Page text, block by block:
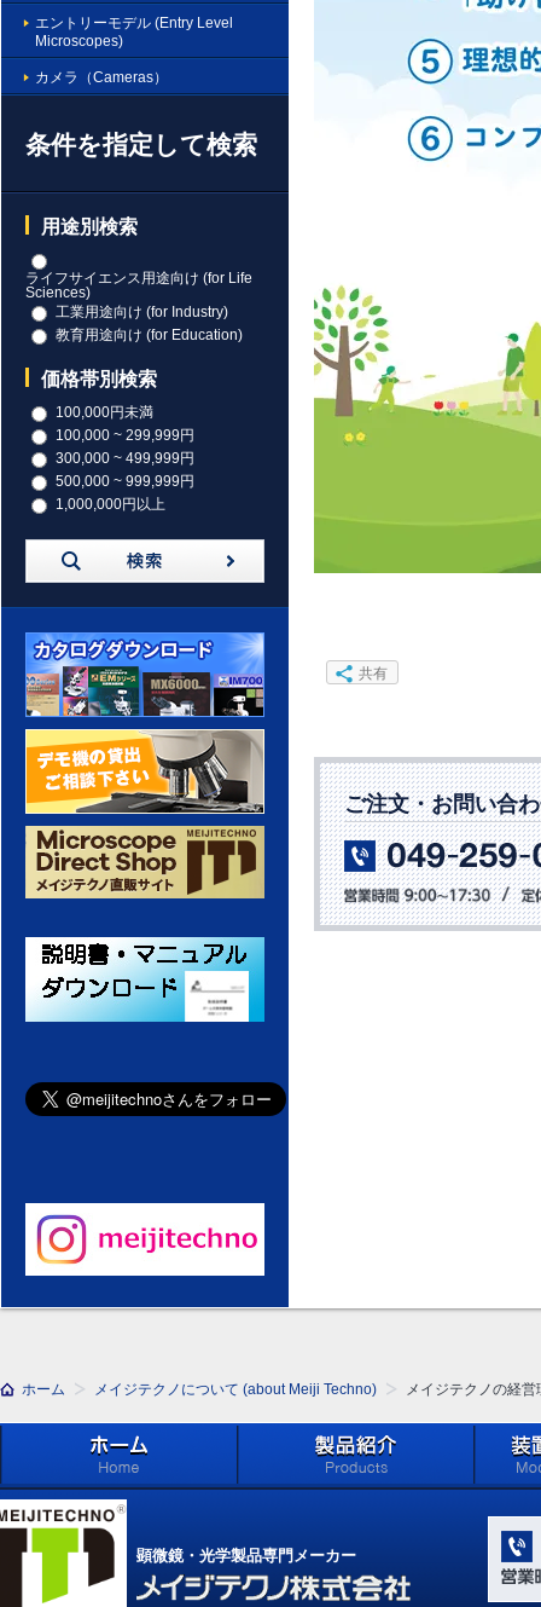
エントリーモデル (Entry Level
Microscopes)
カメラ（Cameras）
条件を指定して検索
用途別検索
ライフサイエンス用途向け (for Life
Sciences)
工業用途向け (for Industry)
教育用途向け (for Education)
価格帯別検索
100,000円未満
100,000 ~ 299,999円
300,000 ~ 499,999円
500,000 ~ 999,999円
1,000,000円以上
カタログダウンロード
デモ機の貸出 ご相談ください
共有
ご注文・お問い合
ホーム メイジテクノについて (about Meiji Techno) メイジテクノの経
ホーム
学系」
Light
顕微鏡・光学製品専門メーカー